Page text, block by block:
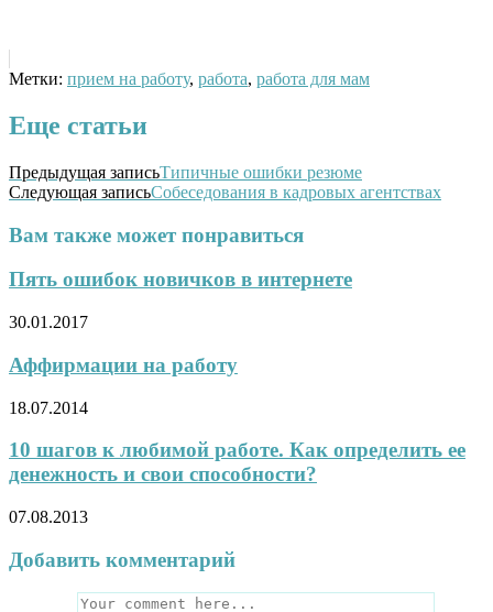
Метки: прием на работу, работа, работа для мам
Еще статьи
Предыдущая записьТипичные ошибки резюме
Следующая записьСобеседования в кадровых агентствах
Вам также может понравиться
Пять ошибок новичков в интернете
30.01.2017
Аффирмации на работу
18.07.2014
10 шагов к любимой работе. Как определить ее
денежность и свои способности?
07.08.2013
Добавить комментарий